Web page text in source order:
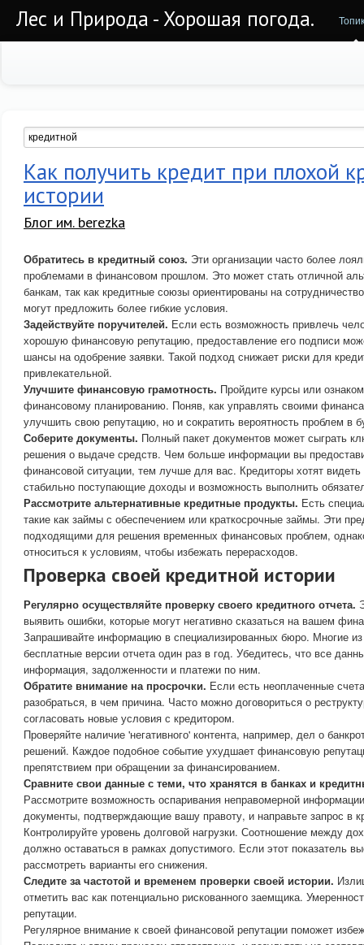
Лес и Природа - Хорошая погода.
Как получить кредит при плохой
истории
Блог им. berezka
Обратитесь в кредитный союз. Эти организации часто более
проблемами в финансовом прошлом. Это может стать отличной
банкам, так как кредитные союзы ориентированы на
могут предложить более гибкие условия.
Задействуйте поручителей. Если есть возможность привлечь
хорошую финансовую репутацию, предоставление его подписи
шансы на одобрение заявки. Такой подход снижает риски для
привлекательной.
Улучшите финансовую грамотность. Пройдите курсы или
финансовому планированию. Поняв, как управлять своими
улучшить свою репутацию, но и сократить вероятность проблем в
Соберите документы. Полный пакет документов может сыграть
решения о выдаче средств. Чем больше информации вы
финансовой ситуации, тем лучше для вас. Кредиторы хотят
стабильно поступающие доходы и возможность выполнить
Рассмотрите альтернативные кредитные продукты. Есть
такие как займы с обеспечением или краткосрочные займы. Эти
подходящими для решения временных финансовых проблем,
относиться к условиям, чтобы избежать перерасходов.
Проверка своей кредитной истории
Регулярно осуществляйте проверку своего кредитного отчета.
выявить ошибки, которые могут негативно сказаться на вашем
Запрашивайте информацию в специализированных бюро. Многие
бесплатные версии отчета один раз в год. Убедитесь, что все
информация, задолженности и платежи по ним.
Обратите внимание на просрочки. Если есть неоплаченные
разобраться, в чем причина. Часто можно договориться о
согласовать новые условия с кредитором.
Проверяйте наличие 'негативного' контента, например, дел о
решений. Каждое подобное событие ухудшает финансовую
препятствием при обращении за финансированием.
Сравните свои данные с теми, что хранятся в банках и
Рассмотрите возможность оспаривания неправомерной
документы, подтверждающие вашу правоту, и направьте запрос в
Контролируйте уровень долговой нагрузки. Соотношение между
должно оставаться в рамках допустимого. Если этот показатель
рассмотреть варианты его снижения.
Следите за частотой и временем проверки своей истории.
отметить вас как потенциально рискованного заемщика.
репутации.
Регулярное внимание к своей финансовой репутации поможет